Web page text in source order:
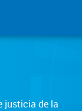
justicia de la